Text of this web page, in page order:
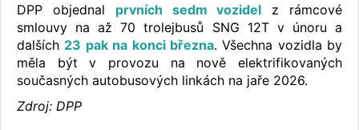
DPP objednal prvních sedm vozidel z rámcové
smlouvy na až 70 trolejbusů SNG 12T v únoru a
dalších 23 pak na konci března. Všechna vozidla by
měla být v provozu na nově elektrifikovaných
současných autobusových linkách na jaře 2026.
Zdroj: DPP